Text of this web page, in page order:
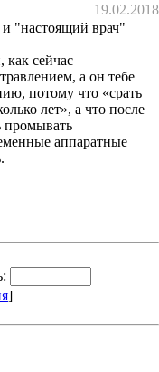
19.02.2018
"настоящий врач"
как сейчас
а он тебе
потому что «срать
лет», а что после
промывать
аппаратные
]